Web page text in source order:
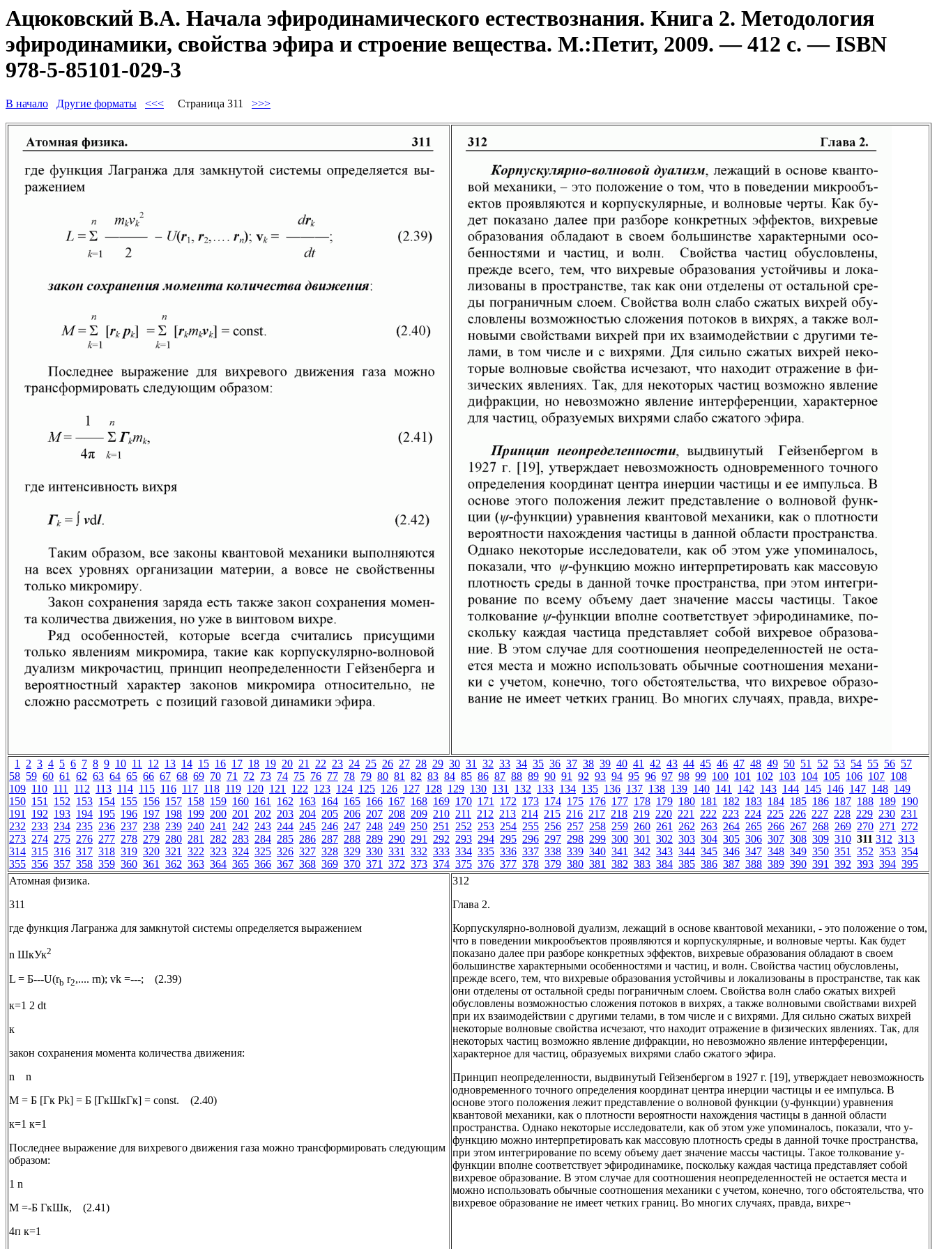
Ацюковский В.А. Начала эфиродинамического естествознания. Книга 2. Методология
эфиродинамики, свойства эфира и строение вещества. М.:Петит, 2009. — 412 с. — ISBN
978-5-85101-029-3
В начало Другие форматы <<< Страница 311 >>>
1 2 3 4 5 6 7 8 9 10 11 12 13 14 15 16 17 18 19 20 21 22 23 24 25 26 27 28 29 30 31 32 33 34 35 36 37 38 39 40 41 42 43 44 45 46 47 48 49 50 51 52 53 54 55 56 57
58 59 60 61 62 63 64 65 66 67 68 69 70 71 72 73 74 75 76 77 78 79 80 81 82 83 84 85 86 87 88 89 90 91 92 93 94 95 96 97 98 99 100 101 102 103 104 105 106 107 108
109 110 111 112 113 114 115 116 117 118 119 120 121 122 123 124 125 126 127 128 129 130 131 132 133 134 135 136 137 138 139 140 141 142 143 144 145 146 147 148 149
150 151 152 153 154 155 156 157 158 159 160 161 162 163 164 165 166 167 168 169 170 171 172 173 174 175 176 177 178 179 180 181 182 183 184 185 186 187 188 189 190
191 192 193 194 195 196 197 198 199 200 201 202 203 204 205 206 207 208 209 210 211 212 213 214 215 216 217 218 219 220 221 222 223 224 225 226 227 228 229 230 231
232 233 234 235 236 237 238 239 240 241 242 243 244 245 246 247 248 249 250 251 252 253 254 255 256 257 258 259 260 261 262 263 264 265 266 267 268 269 270 271 272
273 274 275 276 277 278 279 280 281 282 283 284 285 286 287 288 289 290 291 292 293 294 295 296 297 298 299 300 301 302 303 304 305 306 307 308 309 310 311 312 313
314 315 316 317 318 319 320 321 322 323 324 325 326 327 328 329 330 331 332 333 334 335 336 337 338 339 340 341 342 343 344 345 346 347 348 349 350 351 352 353 354
355 356 357 358 359 360 361 362 363 364 365 366 367 368 369 370 371 372 373 374 375 376 377 378 379 380 381 382 383 384 385 386 387 388 389 390 391 392 393 394 395
Атомная физика.
311
где функция Лагранжа для замкнутой системы определяется выражением
n ШкУк2
L = Б---U(rb r2,.... rn); vk =---; (2.39)
к=1 2 dt
к
закон сохранения момента количества движения:
n n
M = Б [Гк Pk] = Б [ГкШкГк] = const. (2.40)
к=1 к=1
Последнее выражение для вихревого движения газа можно трансформировать следующим
образом:
1 n
М =-Б ГкШк, (2.41)
4п к=1
312
Глава 2.
Корпускулярно-волновой дуализм, лежащий в основе квантовой механики, - это положение о том,
что в поведении микрообъектов проявляются и корпускулярные, и волновые черты. Как будет
показано далее при разборе конкретных эффектов, вихревые образования обладают в своем
большинстве характерными особенностями и частиц, и волн. Свойства частиц обусловлены,
прежде всего, тем, что вихревые образования устойчивы и локализованы в пространстве, так как
они отделены от остальной среды пограничным слоем. Свойства волн слабо сжатых вихрей
обусловлены возможностью сложения потоков в вихрях, а также волновыми свойствами вихрей
при их взаимодействии с другими телами, в том числе и с вихрями. Для сильно сжатых вихрей
некоторые волновые свойства исчезают, что находит отражение в физических явлениях. Так, для
некоторых частиц возможно явление дифракции, но невозможно явление интерференции,
характерное для частиц, образуемых вихрями слабо сжатого эфира.
Принцип неопределенности, выдвинутый Гейзенбергом в 1927 г. [19], утверждает невозможность
одновременного точного определения координат центра инерции частицы и ее импульса. В
основе этого положения лежит представление о волновой функции (у-функции) уравнения
квантовой механики, как о плотности вероятности нахождения частицы в данной области
пространства. Однако некоторые исследователи, как об этом уже упоминалось, показали, что у-
функцию можно интерпретировать как массовую плотность среды в данной точке пространства,
при этом интегрирование по всему объему дает значение массы частицы. Такое толкование у-
функции вполне соответствует эфиродинамике, поскольку каждая частица представляет собой
вихревое образование. В этом случае для соотношения неопределенностей не остается места и
можно использовать обычные соотношения механики с учетом, конечно, того обстоятельства, что
вихревое образование не имеет четких границ. Во многих случаях, правда, вихре¬